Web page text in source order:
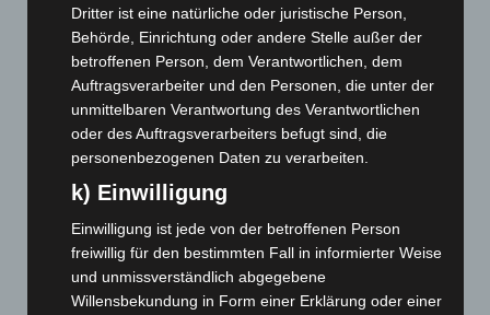
Januar 2025(88)
Dezember 2024
(89)
November 2024(94)
Oktober 2024(93)
September 2024(112)
August 2024(107)
Juni 2024(107)
Mai 2024 (149)
Dritter ist eine natürliche oder juristische Person,
Behörde, Einrichtung oder andere Stelle außer der
betroffenen Person, dem Verantwortlichen, dem
Auftragsverarbeiter und den Personen, die unter der
unmittelbaren Verantwortung des Verantwortlichen
oder des Auftragsverarbeiters befugt sind, die
personenbezogenen Daten zu verarbeiten.
k) Einwilligung
Einwilligung ist jede von der betroffenen Person
freiwillig für den bestimmten Fall in informierter Weise
und unmissverständlich abgegebene
Willensbekundung in Form einer Erklärung oder einer